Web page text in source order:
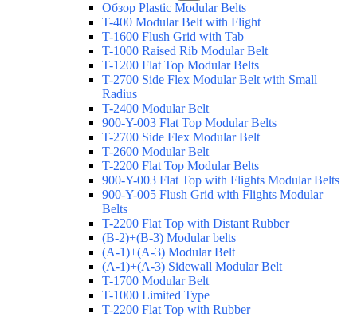
Обзор Plastic Modular Belts
T-400 Modular Belt with Flight
T-1600 Flush Grid with Tab
T-1000 Raised Rib Modular Belt
T-1200 Flat Top Modular Belts
T-2700 Side Flex Modular Belt with Small
Radius
T-2400 Modular Belt
900-Y-003 Flat Top Modular Belts
T-2700 Side Flex Modular Belt
T-2600 Modular Belt
T-2200 Flat Top Modular Belts
900-Y-003 Flat Top with Flights Modular Belts
900-Y-005 Flush Grid with Flights Modular
Belts
T-2200 Flat Top with Distant Rubber
(B-2)+(B-3) Modular belts
(A-1)+(A-3) Modular Belt
(A-1)+(A-3) Sidewall Modular Belt
T-1700 Modular Belt
T-1000 Limited Type
T-2200 Flat Top with Rubber